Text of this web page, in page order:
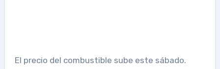
El precio del combustible sube este sábado.